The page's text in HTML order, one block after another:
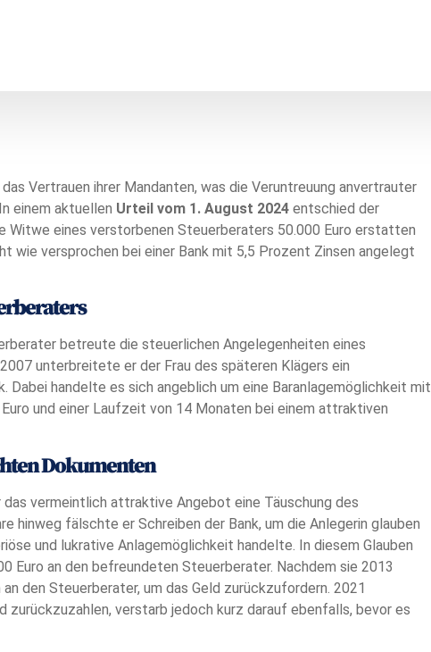
Vertrauen ihrer Mandanten, was die Veruntreuung anvertrauter
einem aktuellen Urteil vom 1. August 2024 entschied der
Witwe eines verstorbenen Steuerberaters 50.000 Euro erstatten
wie versprochen bei einer Bank mit 5,5 Prozent Zinsen angelegt
betreute die steuerlichen Angelegenheiten eines
unterbreitete er der Frau des späteren Klägers ein
Dabei handelte es sich angeblich um eine Baranlagemöglichkeit mit
und einer Laufzeit von 14 Monaten bei einem attraktiven
Dokumenten
vermeintlich attraktive Angebot eine Täuschung des
hinweg fälschte er Schreiben der Bank, um die Anlegerin glauben
und lukrative Anlagemöglichkeit handelte. In diesem Glauben
Euro an den befreundeten Steuerberater. Nachdem sie 2013
den Steuerberater, um das Geld zurückzufordern. 2021
zurückzuzahlen, verstarb jedoch kurz darauf ebenfalls, bevor es